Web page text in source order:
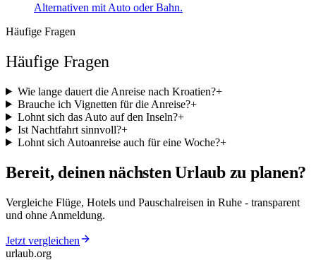
Alternativen mit Auto oder Bahn.
Häufige Fragen
Häufige Fragen
Wie lange dauert die Anreise nach Kroatien?+
Brauche ich Vignetten für die Anreise?+
Lohnt sich das Auto auf den Inseln?+
Ist Nachtfahrt sinnvoll?+
Lohnt sich Autoanreise auch für eine Woche?+
Bereit, deinen nächsten Urlaub zu planen?
Vergleiche Flüge, Hotels und Pauschalreisen in Ruhe - transparent
und ohne Anmeldung.
Jetzt vergleichen
urlaub.org